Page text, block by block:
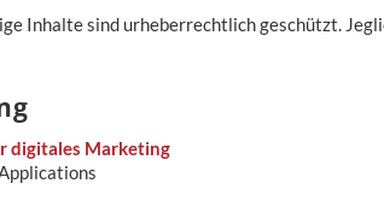
Inhalte sind urheberrechtlich geschützt.
digitales Marketing